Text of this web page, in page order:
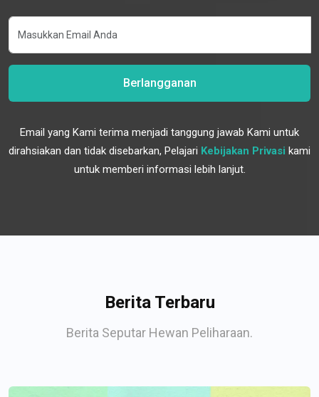
Berlangganan
Email yang Kami terima menjadi tanggung jawab Kami untuk
dirahsiakan dan tidak disebarkan, Pelajari Kebijakan Privasi kami
untuk memberi informasi lebih lanjut.
Berita Terbaru
Berita Seputar Hewan Peliharaan.